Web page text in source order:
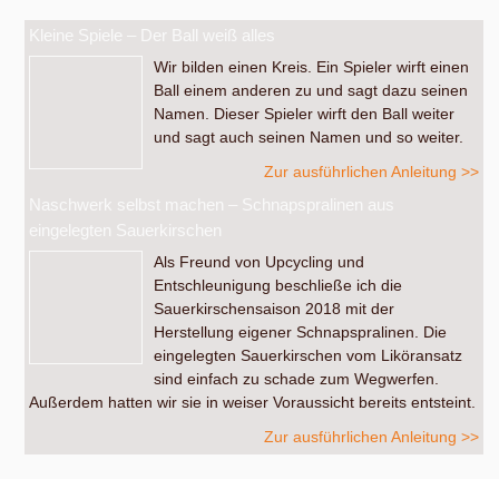
Kleine Spiele – Der Ball weiß alles
Wir bilden einen Kreis. Ein Spieler wirft einen
Ball einem anderen zu und sagt dazu seinen
Namen. Dieser Spieler wirft den Ball weiter
und sagt auch seinen Namen und so weiter.
Zur ausführlichen Anleitung >>
Naschwerk selbst machen – Schnapspralinen aus
eingelegten Sauerkirschen
Als Freund von Upcycling und
Entschleunigung beschließe ich die
Sauerkirschensaison 2018 mit der
Herstellung eigener Schnapspralinen. Die
eingelegten Sauerkirschen vom Liköransatz
sind einfach zu schade zum Wegwerfen.
Außerdem hatten wir sie in weiser Voraussicht bereits entsteint.
Zur ausführlichen Anleitung >>